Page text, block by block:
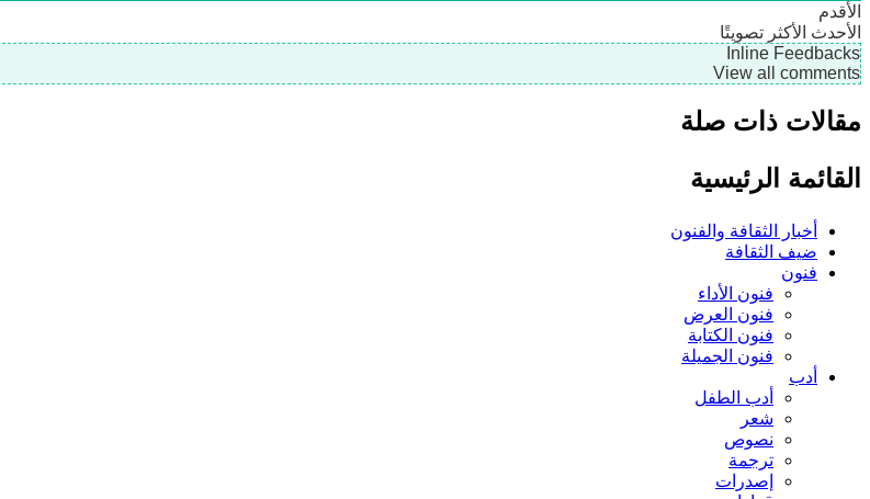
الأقدم
الأحدث الأكثر تصويتًا
Inline Feedbacks
View all comments
مقالات ذات صلة
القائمة الرئيسية
أخبار الثقافة والفنون
ضيف الثقافة
فنون
فنون الأداء
فنون العرض
فنون الكتابة
فنون الجميلة
أدب
أدب الطفل
شعر
نصوص
ترجمة
إصدرات